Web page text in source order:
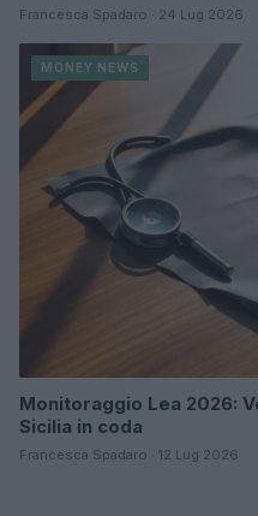
Francesca Spadaro · 24 Lug 2026
MONEY NEWS
Monitoraggio Lea 2026:
Sicilia in coda
Francesca Spadaro · 12 Lug 2026